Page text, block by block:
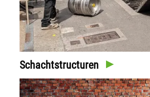
Schachtstructuren